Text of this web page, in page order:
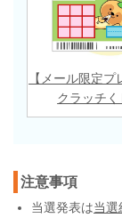
【メール限定プ
クラッチ
注意事項
当選発表は当選